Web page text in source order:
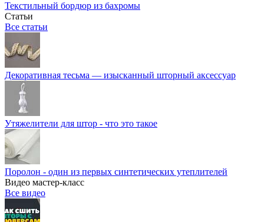
Текстильный бордюр из бахромы
Статьи
Все статьи
Декоративная тесьма — изысканный шторный аксессуар
Утяжелители для штор - что это такое
Поролон - один из первых синтетических утеплителей
Видео мастер-класс
Все видео